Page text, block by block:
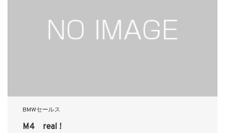
BMWセールス
M4 real !